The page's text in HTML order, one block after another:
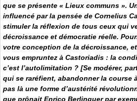
que se présente « Lieux communs ».
influencé par la pensée de Cornelius
stimuler la réflexion de tous ceux qui
décroissance et démocratie réelle.
votre conception de la décroissance,
vous empruntez à Castoriadis : la
c’est l’autolimitation ? [Se modérer,
qui se raréfient, abandonner la course
pas là une forme d’austérité
que prônait Enrico Berlinguer par